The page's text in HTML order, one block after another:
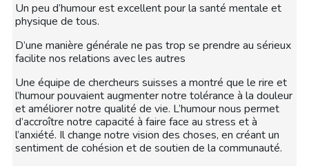
Un peu d’humour est excellent pour la santé mentale et
physique de tous.
D’une manière générale ne pas trop se prendre au sérieux
facilite nos relations avec les autres
Une équipe de chercheurs suisses a montré que le rire et
l’humour pouvaient augmenter notre tolérance à la douleur
et améliorer notre qualité de vie. L’humour nous permet
d’accroître notre capacité à faire face au stress et à
l’anxiété. Il change notre vision des choses, en créant un
sentiment de cohésion et de soutien de la communauté.